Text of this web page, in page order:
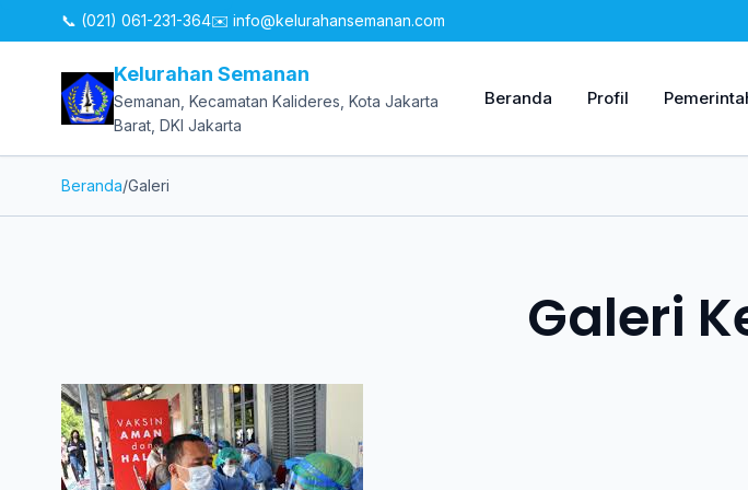
📞 (021) 061-231-364✉️ info@kelurahansemanan.com
Kelurahan Semanan
Semanan, Kecamatan Kalideres, Kota Jakarta
Barat, DKI Jakarta
Beranda Profil
Beranda/Galeri
Galeri